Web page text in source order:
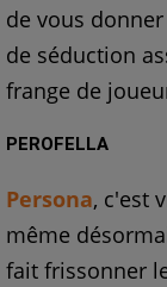
de vous
de séduction
frange de
PEROFELLA
Persona, c'est
même
fait frissonner